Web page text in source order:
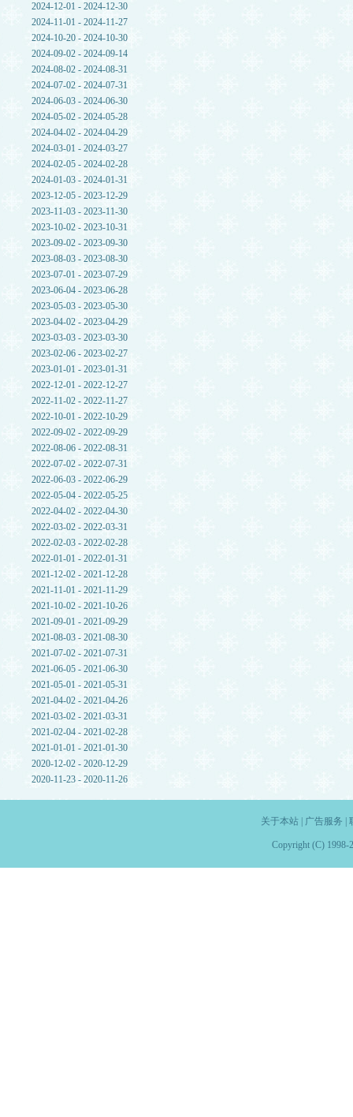
2024-12-01 - 2024-12-30
2024-11-01 - 2024-11-27
2024-10-20 - 2024-10-30
2024-09-02 - 2024-09-14
2024-08-02 - 2024-08-31
2024-07-02 - 2024-07-31
2024-06-03 - 2024-06-30
2024-05-02 - 2024-05-28
2024-04-02 - 2024-04-29
2024-03-01 - 2024-03-27
2024-02-05 - 2024-02-28
2024-01-03 - 2024-01-31
2023-12-05 - 2023-12-29
2023-11-03 - 2023-11-30
2023-10-02 - 2023-10-31
2023-09-02 - 2023-09-30
2023-08-03 - 2023-08-30
2023-07-01 - 2023-07-29
2023-06-04 - 2023-06-28
2023-05-03 - 2023-05-30
2023-04-02 - 2023-04-29
2023-03-03 - 2023-03-30
2023-02-06 - 2023-02-27
2023-01-01 - 2023-01-31
2022-12-01 - 2022-12-27
2022-11-02 - 2022-11-27
2022-10-01 - 2022-10-29
2022-09-02 - 2022-09-29
2022-08-06 - 2022-08-31
2022-07-02 - 2022-07-31
2022-06-03 - 2022-06-29
2022-05-04 - 2022-05-25
2022-04-02 - 2022-04-30
2022-03-02 - 2022-03-31
2022-02-03 - 2022-02-28
2022-01-01 - 2022-01-31
2021-12-02 - 2021-12-28
2021-11-01 - 2021-11-29
2021-10-02 - 2021-10-26
2021-09-01 - 2021-09-29
2021-08-03 - 2021-08-30
2021-07-02 - 2021-07-31
2021-06-05 - 2021-06-30
2021-05-01 - 2021-05-31
2021-04-02 - 2021-04-26
2021-03-02 - 2021-03-31
2021-02-04 - 2021-02-28
2021-01-01 - 2021-01-30
2020-12-02 - 2020-12-29
2020-11-23 - 2020-11-26
关于本站| 广告服务
Copyright (C) 1998-